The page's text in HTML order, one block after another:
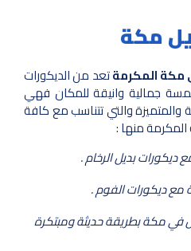
مكة
مكة المكرمةتعد من الديكورات
جمالية وانيقة للمكان فهي
والمتميزة والتي تتناسب مع كافة
المكرمة منها :
بديل الرخام .
مع ديكورات الفوم .
في مكة بطريقة حديثة ومبتكرة